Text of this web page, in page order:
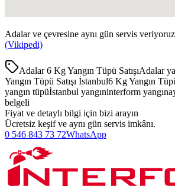
Adalarve çevresine aynı gün servis
(Vikipedi)
Adalar 6 Kg Yangın Tüpü SatışıAdalar
Yangın Tüpü Satışı İstanbul6 Kg Yangın
yangın tüpüİstanbul yangıninterform yangın
belgeli
Fiyat ve detaylı bilgi için bizi arayın
Ücretsiz keşif ve aynı gün servis imkânı.
0 546 843 73 72WhatsApp